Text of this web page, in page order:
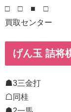
□ □ ■ □
買取センター
げん玉 詰将
☗3三金打
☖同桂